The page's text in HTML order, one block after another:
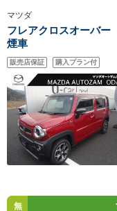
マツダ
フレアクロスオーバ
煙車
販売店保証 購入プラン付
無